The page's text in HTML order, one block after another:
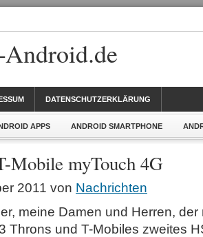
DATENSCHUTZERKLÄRUNG
APPS ANDROID SMARTPHONE
Mobile myTouch 4G
2011 von Nachrichten
meine Damen und Herren,
Throns und T-Mobiles zweites